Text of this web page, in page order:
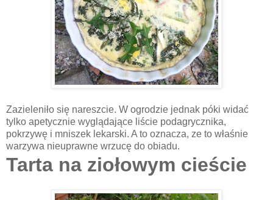
Zazieleniło się nareszcie. W ogrodzie jednak póki widać
tylko apetycznie wyglądające liście podagrycznika,
pokrzywę i mniszek lekarski. A to oznacza, ze to właśnie
warzywa nieuprawne wrzucę do obiadu.
Tarta na ziołowym cieście